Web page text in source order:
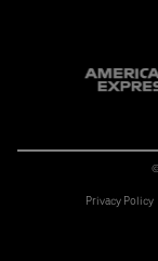
Privacy Policy